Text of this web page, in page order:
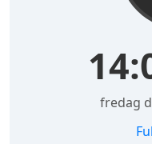
fredag